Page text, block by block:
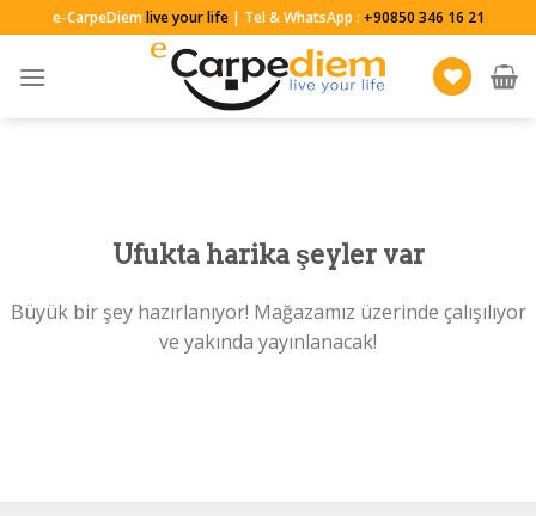
to
content
e-CarpeDiemlive your life| Tel & WhatsApp : +90850 346 16 21
Ufukta harika şeyler var
Büyük bir şey hazırlanıyor! Mağazamız üzerinde çalışılıyor
ve yakında yayınlanacak!